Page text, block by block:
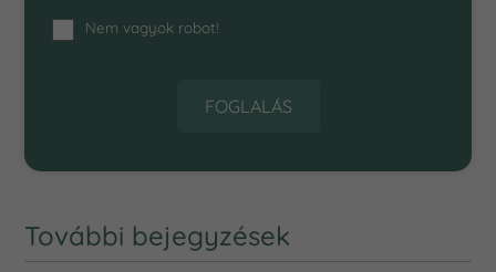
Nem vagyok robot!
FOGLALÁS
További bejegyzések